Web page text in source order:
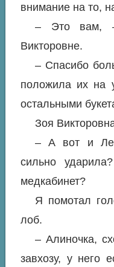
внимание на то,
– Это вам,
Викторовне.
– Спасибо
положила их на
остальными
Зоя
– А вот и
сильно
медкабинет?
Я помотал
лоб.
– Алиночка,
завхозу, у него